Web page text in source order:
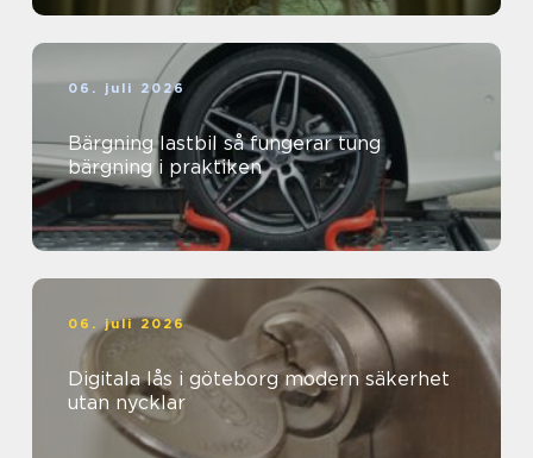
06. juli 2026
Bärgning lastbil så fungerar tung
bärgning i praktiken
06. juli 2026
Digitala lås i göteborg modern säkerhet
utan nycklar